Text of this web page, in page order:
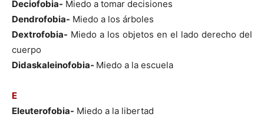
Deciofobia- Miedo a tomar decisiones
Dendrofobia- Miedo a los árboles
Dextrofobia- Miedo a los objetos en el lado derecho del
cuerpo
Didaskaleinofobia- Miedo a la escuela
E
Eleuterofobia- Miedo a la libertad